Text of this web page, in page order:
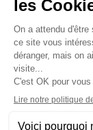
Nous suivre